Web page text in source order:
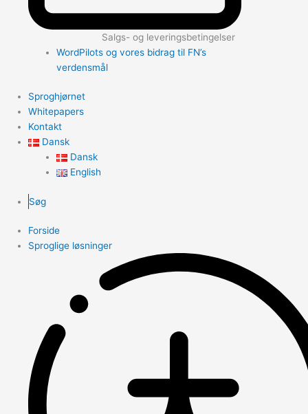
Salgs- og leveringsbetingelser
WordPilots og vores bidrag til FN’s
verdensmål
Sproghjørnet
Whitepapers
Kontakt
Dansk
Dansk
English
Søg
Forside
Sproglige løsninger